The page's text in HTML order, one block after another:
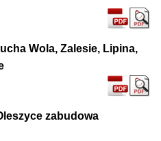
Wola, Zalesie, Lipina,
zabudowa